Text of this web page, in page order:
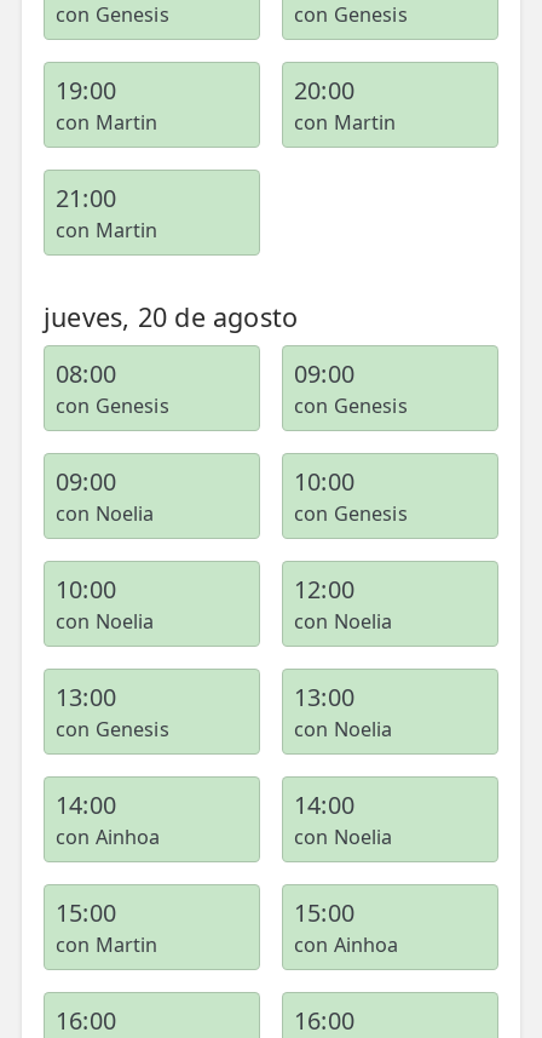
con Genesis con Genesis
19:00
con Martin
20:00
con Martin
21:00
con Martin
jueves, 20 de agosto
08:00
con Genesis
09:00
con Genesis
09:00
con Noelia
10:00
con Genesis
10:00
con Noelia
12:00
con Noelia
13:00
con Genesis
13:00
con Noelia
14:00
con Ainhoa
14:00
con Noelia
15:00
con Martin
15:00
con Ainhoa
16:00 16:00